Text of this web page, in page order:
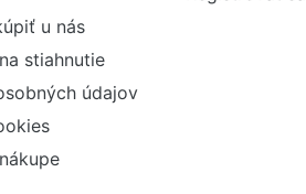
u nás
stiahnutie
údajov